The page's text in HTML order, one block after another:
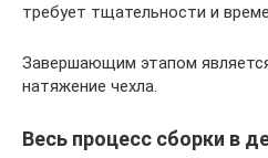
требует тщательности и
Завершающим этапом
натяжение чехла.
Весь процесс сборки в